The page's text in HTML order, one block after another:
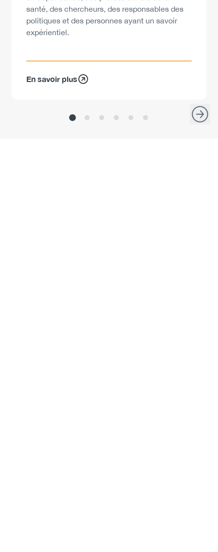
santé, des chercheurs, des responsables des
politiques et des personnes ayant un savoir
expérientiel.
En savoir plus